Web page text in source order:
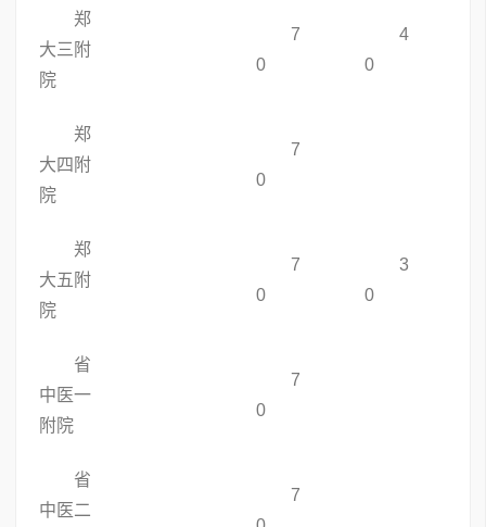
郑
大三附
院
7
0
4
0
郑
大四附
院
7
0
郑
大五附
院
7
0
3
0
省
中医一
附院
7
0
省
中医二
7